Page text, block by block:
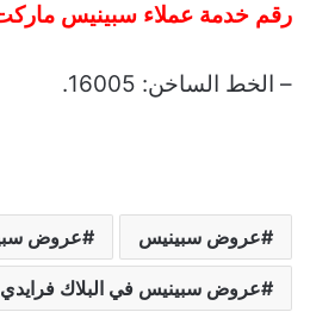
رقم خدمة عملاء سبينيس
– الخط الساخن: 16005.
عروض سبينيس عروض
عروض سبينيس في البلاك فرايدي 2020